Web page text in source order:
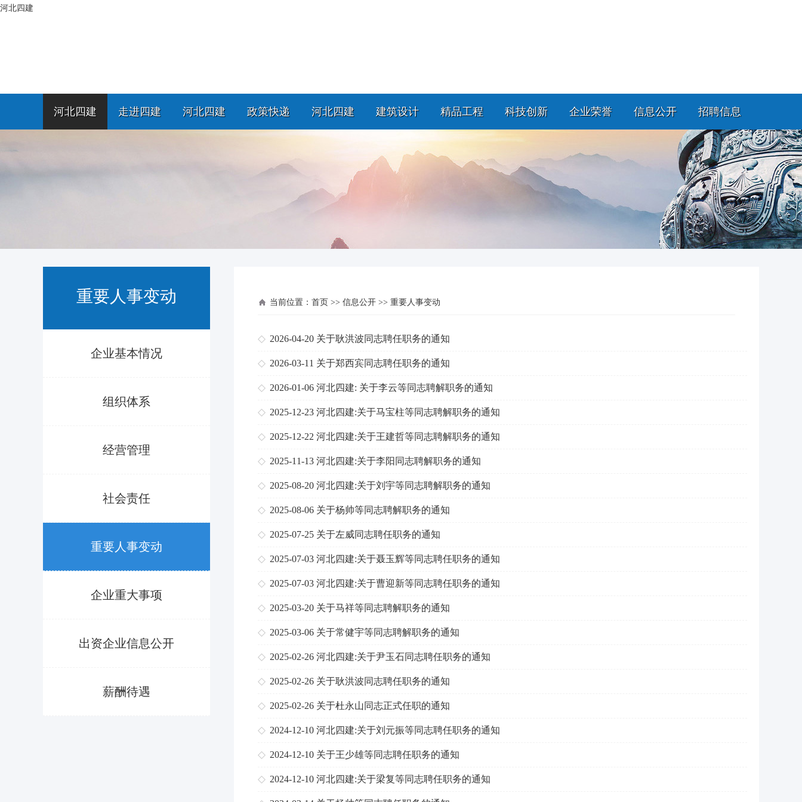
河北四建
河北四建 走进四建 河北四建 政策快递 河北四建 建筑设计 精品工程 科技创新 企业荣誉 信息公开 招聘信息
重要人事变动
企业基本情况
组织体系
经营管理
社会责任
重要人事变动
企业重大事项
出资企业信息公开
薪酬待遇
当前位置： 首页 >> 信息公开 >> 重要人事变动
2026-04-20 关于耿洪波同志聘任职务的通知
2026-03-11 关于郑西宾同志聘任职务的通知
2026-01-06 河北四建: 关于李云等同志聘解职务的通知
2025-12-23 河北四建:关于马宝柱等同志聘解职务的通知
2025-12-22 河北四建:关于王建哲等同志聘解职务的通知
2025-11-13 河北四建:关于李阳同志聘解职务的通知
2025-08-20 河北四建:关于刘宇等同志聘解职务的通知
2025-08-06 关于杨帅等同志聘解职务的通知
2025-07-25 关于左威同志聘任职务的通知
2025-07-03 河北四建:关于聂玉辉等同志聘任职务的通知
2025-07-03 河北四建:关于曹迎新等同志聘任职务的通知
2025-03-20 关于马祥等同志聘解职务的通知
2025-03-06 关于常健宇等同志聘解职务的通知
2025-02-26 河北四建:关于尹玉石同志聘任职务的通知
2025-02-26 关于耿洪波同志聘任职务的通知
2025-02-26 关于杜永山同志正式任职的通知
2024-12-10 河北四建:关于刘元振等同志聘任职务的通知
2024-12-10 关于王少雄等同志聘任职务的通知
2024-12-10 河北四建:关于梁复等同志聘任职务的通知